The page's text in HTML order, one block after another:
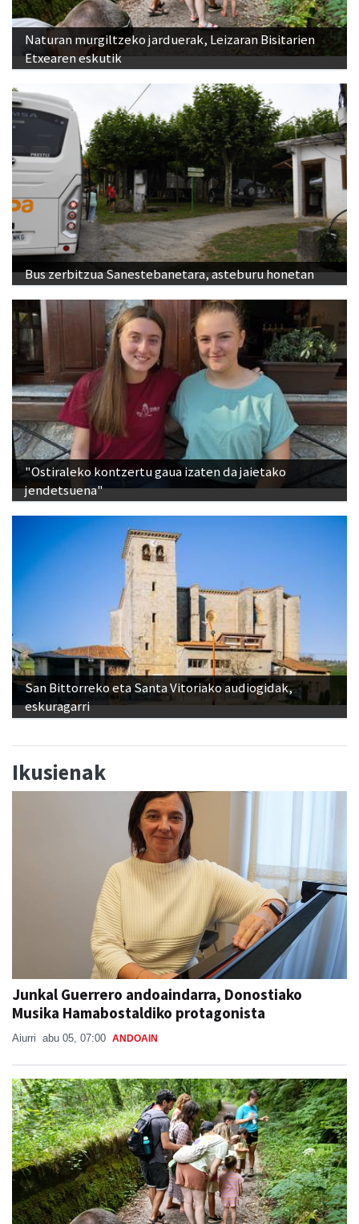
Naturan murgiltzeko jarduerak, Leizaran Bisitarien
Etxearen eskutik
Bus zerbitzua Sanestebanetara, asteburu honetan
"Ostiraleko kontzertu gaua izaten da jaietako
jendetsuena"
San Bittorreko eta Santa Vitoriako audiogidak,
eskuragarri
Ikusienak
Junkal Guerrero andoaindarra, Donostiako
Musika Hamabostaldiko protagonista
Aiurri abu 05, 07:00 ANDOAIN